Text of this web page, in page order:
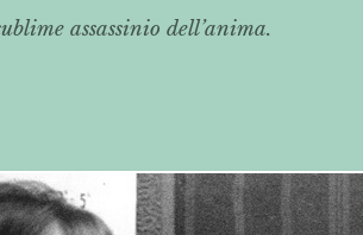
assassinio dell’anima.